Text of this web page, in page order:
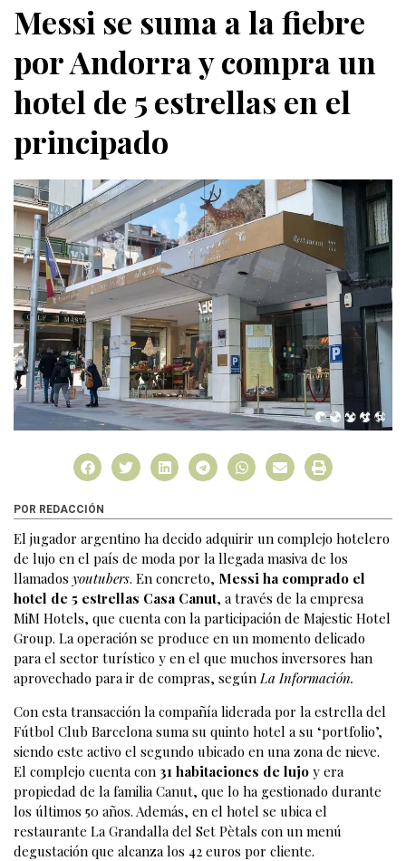
Messi se suma a la fiebre
por Andorra y compra un
hotel de 5 estrellas en el
principado
POR REDACCIÓN
El jugador argentino ha decido adquirir un complejo hotelero
de lujo en el país de moda por la llegada masiva de los
llamados youtubers. En concreto, Messi ha comprado el
hotel de 5 estrellas Casa Canut, a través de la empresa
MiM Hotels, que cuenta con la participación de Majestic Hotel
Group. La operación se produce en un momento delicado
para el sector turístico y en el que muchos inversores han
aprovechado para ir de compras, segúnLa Información.
Con esta transacción la compañía liderada por la estrella del
Fútbol Club Barcelona suma su quinto hotel a su ‘portfolio’,
siendo este activo el segundo ubicado en una zona de nieve.
El complejo cuenta con 31 habitaciones de lujo y era
propiedad de la familia Canut, que lo ha gestionado durante
los últimos 50 años. Además, en el hotel se ubica el
restaurante La Grandalla del Set Pètals con un menú
degustación que alcanza los 42 euros por cliente.